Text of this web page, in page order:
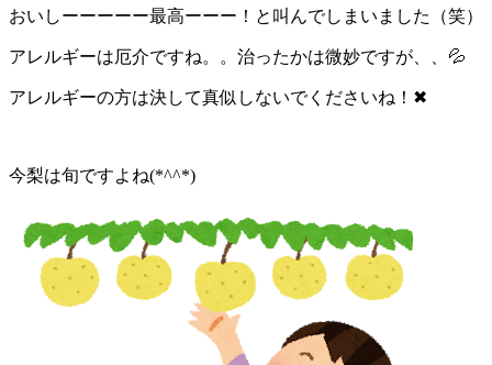
おいしーーーーー最高ーーー！と叫んでしまいました（笑）
アレルギーは厄介ですね。。治ったかは微妙ですが、、💦
アレルギーの方は決して真似しないでくださいね！✖
今梨は旬ですよね(*^^*)